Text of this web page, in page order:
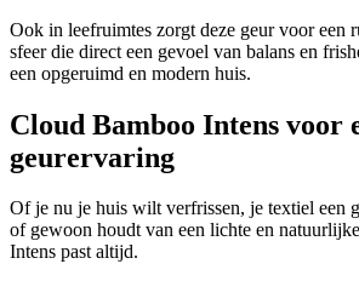
Ook in leefruimtes zorgt deze geur voor een
sfeer die direct een gevoel van balans en
een opgeruimd en modern huis.
Cloud Bamboo Intens voor
geurervaring
Of je nu je huis wilt verfrissen, je textiel een
of gewoon houdt van een lichte en
Intens past altijd.